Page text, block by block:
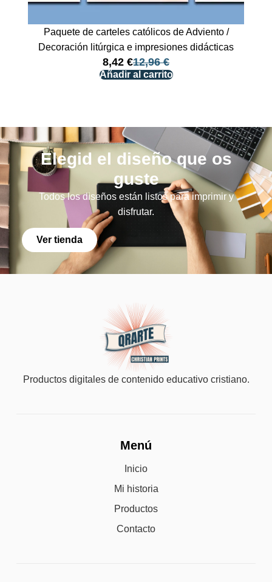
Paquete de carteles católicos de Adviento /
Decoración litúrgica e impresiones didácticas
12,96€
8,42 €
Añadir al carrito
Elegid el diseño que os
guste
Todos los diseños están listos para imprimir y
disfrutar.
Ver tienda
Productos digitales de contenido educativo cristiano.
Menú
Inicio
Mi historia
Productos
Contacto